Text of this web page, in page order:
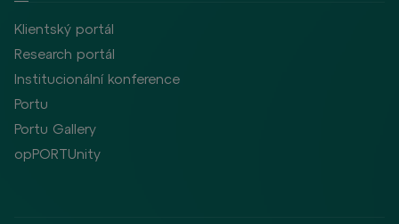
Klientský portál
Research portál
Institucionální konference
Portu
Portu Gallery
opPORTUnity